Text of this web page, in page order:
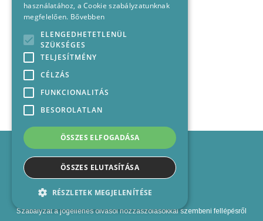
Impresszum
Médiajánlat
Felhasználási feltételek
Kapcsolat
Szabályzat a jogellenes olvasói hozzászólásokkal szembeni fellépésről
használatához, a Cookie szabályzatunknak
megfelelően. Bővebben
ELENGEDHETETLENÜL
SZÜKSÉGES
TELJESÍTMÉNY
CÉLZÁS
FUNKCIONALITÁS
BESOROLATLAN
ÖSSZES ELFOGADÁSA
ÖSSZES ELUTASÍTÁSA
RÉSZLETEK MEGJELENÍTÉSE